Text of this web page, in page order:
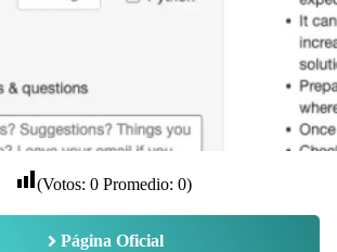
(Votos: 0Promedio: 0)
Página Oficial